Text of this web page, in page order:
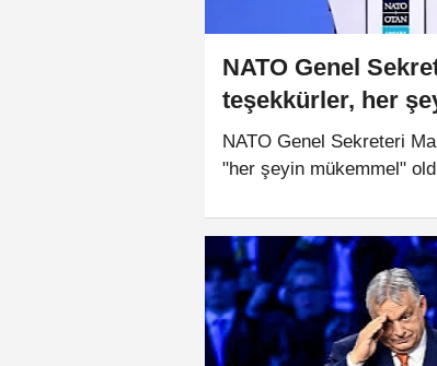
NATO Genel
teşekkürler, her
NATO Genel Sekreteri
"her şeyin mükemmel"